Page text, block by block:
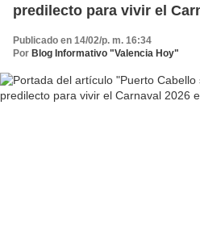
predilecto para vivir el
Publicado en 14/02/p. m. 16:34
Por Blog Informativo "Valencia Hoy"